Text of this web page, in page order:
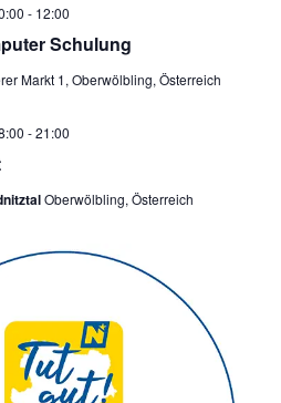
Schulung
- 12:00
Markt 1, Oberwölbling, Österreich
-21:00
Oberwölbling, Österreich